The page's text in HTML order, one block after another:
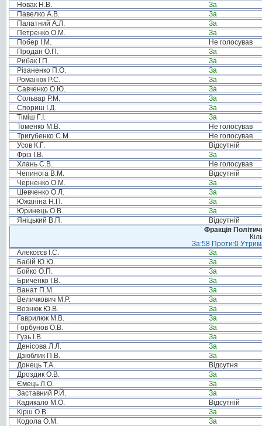
Новак Н.В.
За
Павелко А.В.
За
Палатний А.Л.
За
Петренко О.М.
За
Побер І.М.
Не голосував
Продан О.П.
За
Рибак І.П.
За
Різаненко П.О.
За
Романюк Р.С.
За
Савченко О.Ю.
За
Сольвар Р.М.
За
Спориш І.Д.
За
Тіміш Г.І.
За
Томенко М.В.
Не голосував
Тригубенко С.М.
Не голосував
Усов К.Г.
Відсутній
Фріз І.В.
За
Хлань С.В.
Не голосував
Чепинога В.М.
Відсутній
Черненко О.М.
За
Шевченко О.Л.
За
Южаніна Н.П.
За
Юринець О.В.
За
Яніцький В.П.
Відсутній
Фракція
За:58 Проти:0
Алексєєв І.С.
За
Бабій Ю.Ю.
За
Бойко О.П.
За
Бриченко І.В.
За
Ванат П.М.
За
Величкович М.Р.
За
Вознюк Ю.В.
За
Гаврилюк М.В.
За
Горбунов О.В.
За
Гузь І.В.
За
Денісова Л.Л.
За
Дзюблик П.В.
За
Донець Т.А.
Відсутня
Дроздик О.В.
За
Ємець Л.О.
За
Заставний Р.Й.
За
Кадикало М.О.
Відсутній
Кірш О.В.
За
Кодола О.М.
За